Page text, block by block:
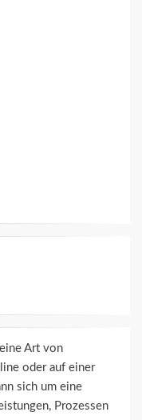
Art von
oder auf einer
sich um eine
Prozessen